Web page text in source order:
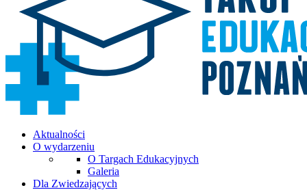
Aktualności
O wydarzeniu
O Targach Edukacyjnych
Galeria
Dla Zwiedzających